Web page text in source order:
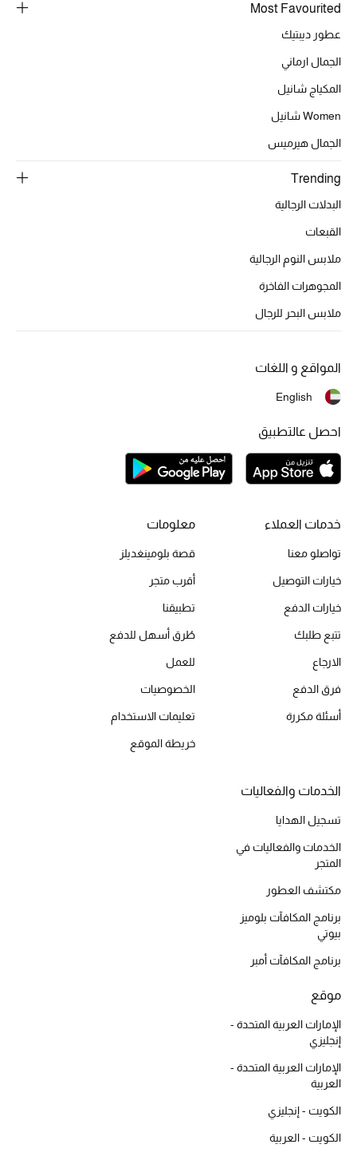
Most Favourited
عطور ديبتيك
الجمال ارماني
المكياج شانيل
Women شانيل
الجمال هيرميس
Trending
البدلات الرجالية
القبعات
ملابس النوم الرجالية
المجوهرات الفاخرة
ملابس البحر للرجال
خدمات العملاء
تواصلو معنا
خيارات التوصيل
خيارات الدفع
تتبع طلبك
الارجاع
فرق الدفع
أسئلة مكررة
معلومات
قصة بلومينغديلز
أقرب متجر
تطبيقنا
طُرق أسهل للدفع
للعمل
الخصوصيات
تعليمات الاستخدام
خريطة الموقع
الخدمات والفعاليات
تسجيل الهدايا
الخدمات والفعاليات في
المتجر
مكتشف العطور
برنامج المكافآت بلوميز
بيوتي
برنامج المكافآت أمبر
موقع
الإمارات العربية المتحدة -
إنجليزي
الإمارات العربية المتحدة -
العربية
الكويت - إنجليزي
الكويت - العربية
المواقع و اللغات
English
احصل عالتطبيق